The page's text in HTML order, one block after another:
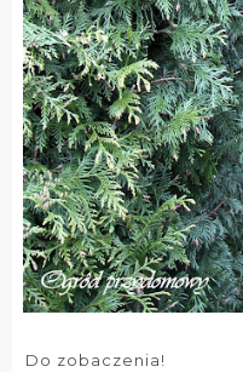
Do zobaczenia!